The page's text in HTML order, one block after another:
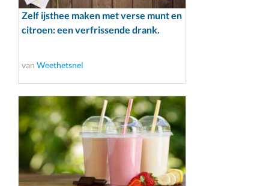
Zelf ijsthee maken met verse munt en
citroen: een verfrissende drank.
van Weethetsnel